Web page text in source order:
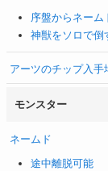
序盤からネーム
神獣をソロで倒
アーツのチップ入手
モンスター
ネームド
途中離脱可能